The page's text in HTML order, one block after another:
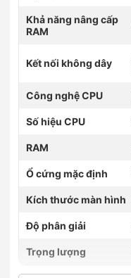
Khả năng nâng cấp
RAM
Kết nối không dây
Công nghệ CPU
Số hiệu CPU
RAM
Ổ cứng mặc định
Kích thước màn hình
Độ phân giải
Trọng lượng